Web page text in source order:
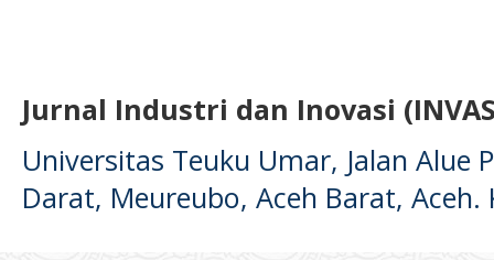
Jurnal Industri dan Inovasi
Universitas Teuku Umar, Jalan Alue
Darat, Meureubo, Aceh Barat, Aceh.